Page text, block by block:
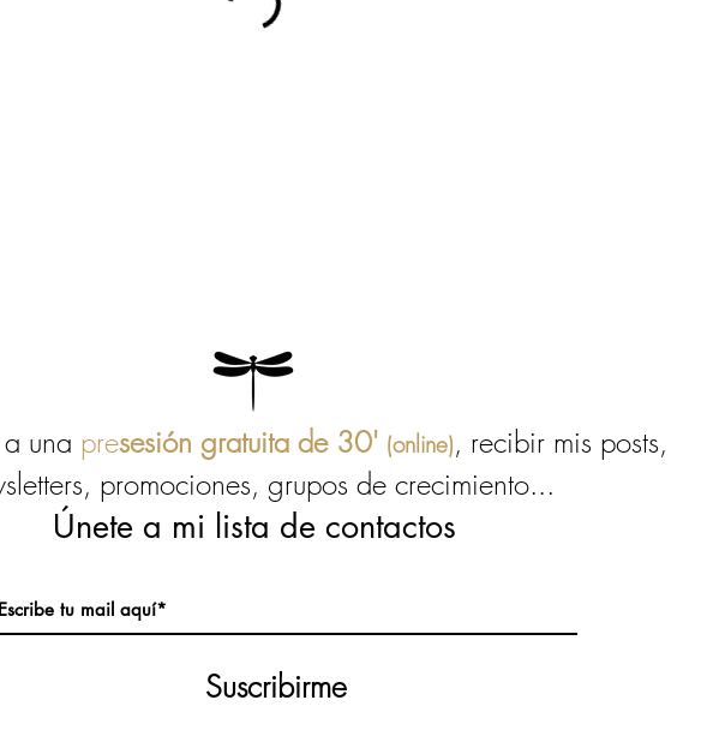
una presesión gratuita de 30' (online), recibir mis posts,
promociones, grupos de crecimiento...
Únete a mi lista de contactos
Suscribirme